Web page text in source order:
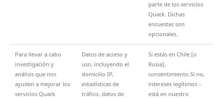
parte de los servicios
Quack. Dichas
encuestas son
opcionales.
Para llevar a cabo
investigación y
análisis que nos
ayuden a mejorar los
servicios Quack
Datos de acceso y
uso, incluyendo el
domicilio IP,
estadísticas de
tráfico, datos de
Si estás en Chile [o
Rusia],
consentimiento.Si no,
intereses legítimos –
está en nuestro